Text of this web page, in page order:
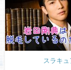
スラキ